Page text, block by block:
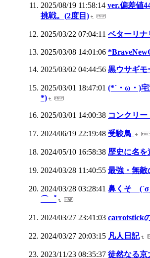
2025/08/19 11:58:14 ver.偏差値
挑戦。(2度目)
2025/03/22 07:04:11 ベターリナ
2025/03/08 14:01:06
2025/03/02 04:44:56 黒ウサギモ
2025/03/01 18:47:01 (*´・ω・)
*)
2025/03/01 14:00:38 コンクリー
2024/06/19 22:19:48 受験鳥
2024/05/10 16:58:38 歴史に名を
2024/03/28 11:40:55 最強・無敵
2024/03/28 03:28:41 鼻くそ
⌒゜
2024/03/27 23:41:03 carrotstick
2024/03/27 20:03:15 凡人日記
2023/11/23 08:35:37 徒然なる京